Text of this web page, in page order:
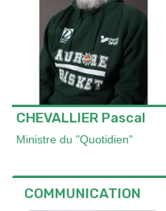
CHEVALLIER Pascal
Ministre du "Quotidien"
COMMUNICATION